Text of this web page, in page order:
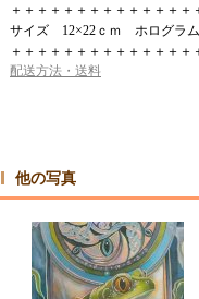
＋＋＋＋＋＋＋＋＋＋＋＋＋
サイズ 12×22ｃｍ ホログラ
＋＋＋＋＋＋＋＋＋＋＋＋＋
配送方法・送料
他の写真